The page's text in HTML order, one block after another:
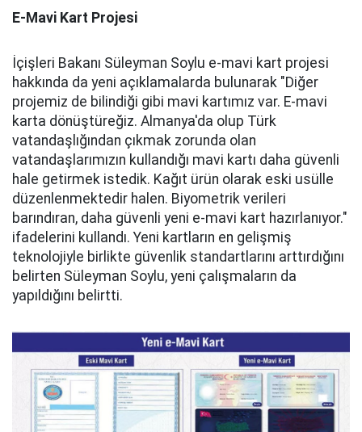
E-Mavi Kart Projesi
İçişleri Bakanı Süleyman Soylu e-mavi kart projesi
hakkında da yeni açıklamalarda bulunarak "Diğer
projemiz de bilindiği gibi mavi kartımız var. E-mavi
karta dönüştüreğiz. Almanya'da olup Türk
vatandaşlığından çıkmak zorunda olan
vatandaşlarımızın kullandığı mavi kartı daha güvenli
hale getirmek istedik. Kağıt ürün olarak eski usülle
düzenlenmektedir halen. Biyometrik verileri
barındıran, daha güvenli yeni e-mavi kart hazırlanıyor."
ifadelerini kullandı. Yeni kartların en gelişmiş
teknolojiyle birlikte güvenlik standartlarını arttırdığını
belirten Süleyman Soylu, yeni çalışmaların da
yapıldığını belirtti.